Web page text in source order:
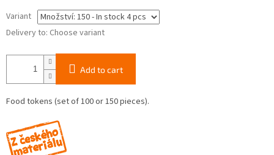
Variant
Delivery to: Choose variant
Add to cart
Food tokens (set of 100 or 150 pieces).